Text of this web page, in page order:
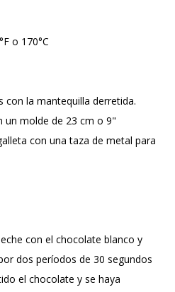
o 170°C
con la mantequilla derretida.
un molde de 23 cm o 9"
con una taza de metal para
con el chocolate blanco y
dos períodos de 30 segundos
el chocolate y se haya